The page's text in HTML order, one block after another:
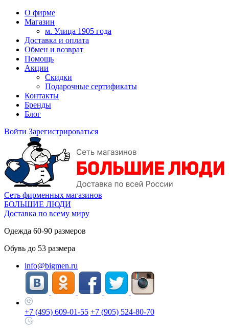
О фирме
Магазин
м. Улица 1905 года
Доставка и оплата
Обмен и возврат
Помощь
Акции
Скидки
Подарочные сертификаты
Контакты
Бренды
Блог
Войти Зарегистрироваться
Сеть фирменных магазинов
БОЛЬШИЕ ЛЮДИ
Доставка по всему миру
Одежда 60-90 размеров
Обувь до 53 размера
info@bigmen.ru
+7 (495) 609-01-55 +7 (905) 524-80-70